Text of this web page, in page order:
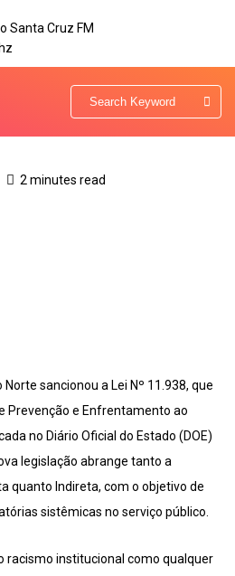
2 minutes read
Norte sancionou a Lei Nº 11.938, que
Prevenção e Enfrentamento ao
no Diário Oficial do Estado (DOE)
legislação abrange tanto a
quanto Indireta, com o objetivo de
sistêmicas no serviço público.
racismo institucional como qualquer